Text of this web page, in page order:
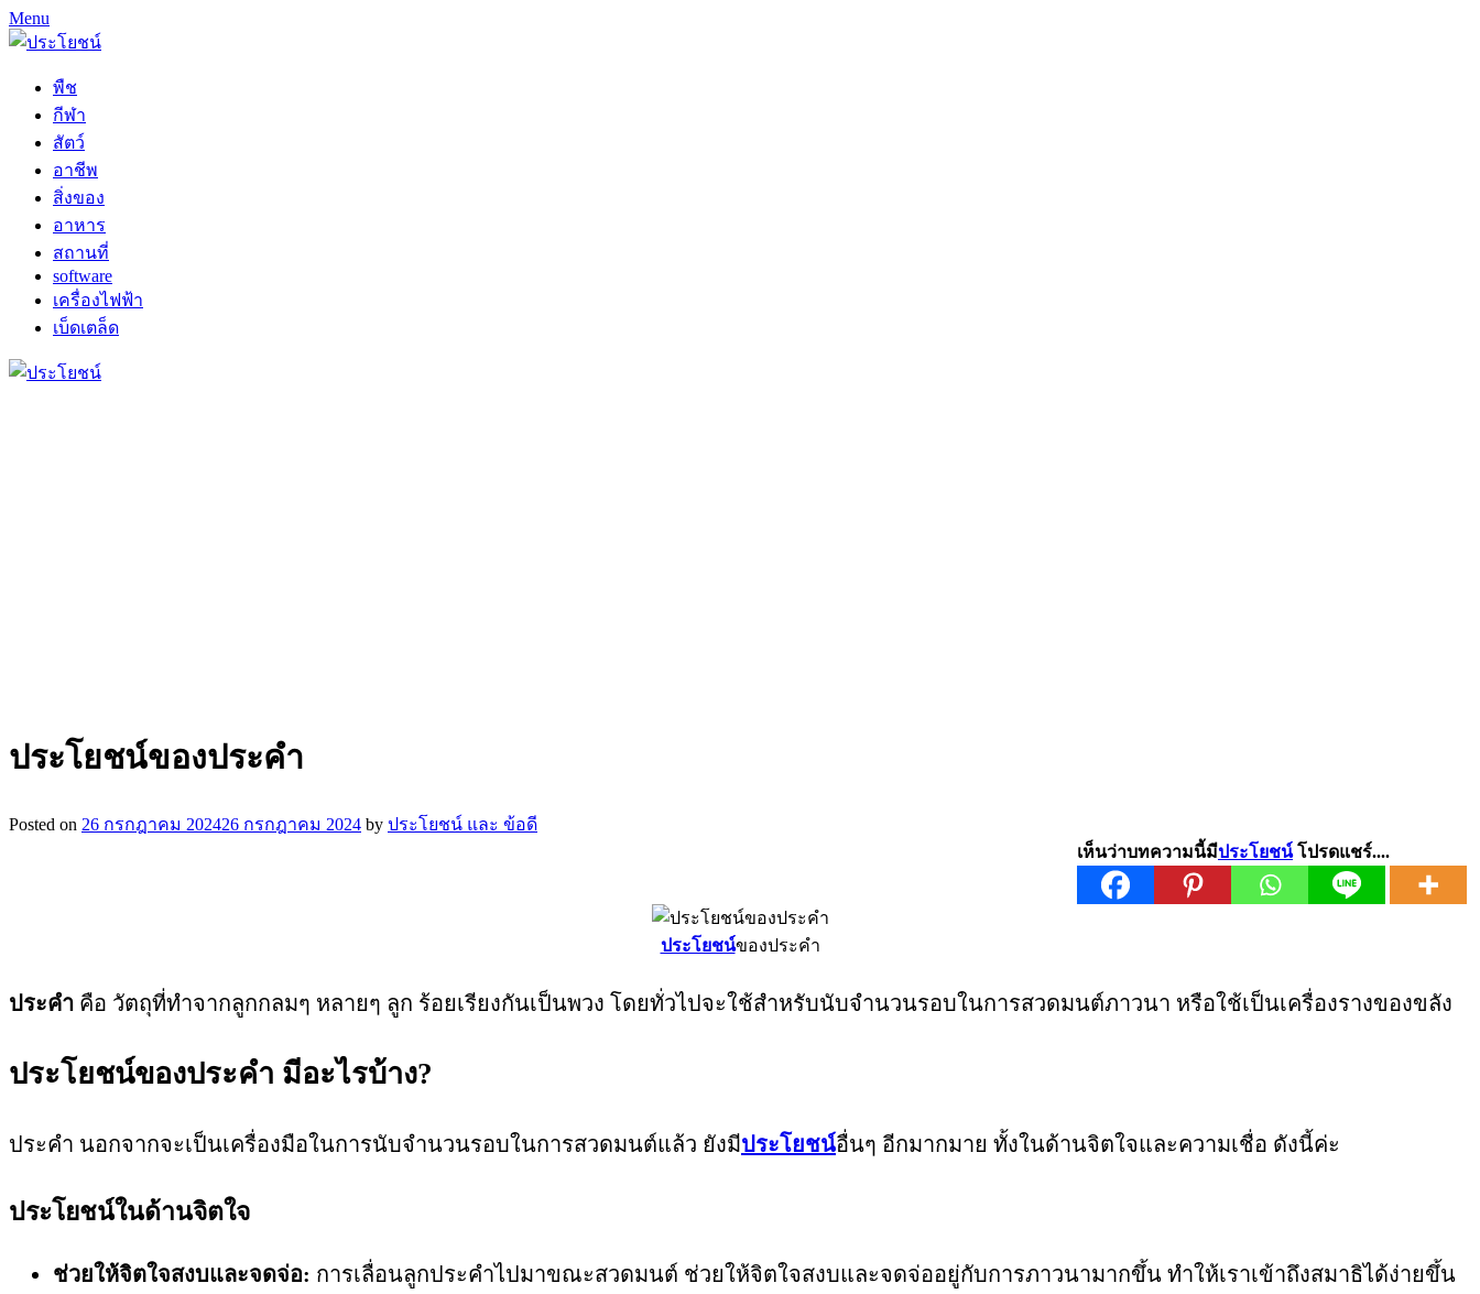
Menu
พืช
กีฬา
สัตว์
อาชีพ
สิ่งของ
อาหาร
สถานที่
software
เครื่องไฟฟ้า
เบ็ดเตล็ด
ประโยชน์ของประคำ
Posted on 26 กรกฎาคม 202426 กรกฎาคม 2024 by ประโยชน์ และ ข้อดี
เห็นว่าบทความนี้มีประโยชน์โปรดแชร์....
ประโยชน์ของประคำ
ประคำคือ วัตถุที่ทำจากลูกกลมๆ หลายๆ ลูก ร้อยเรียงกันเป็นพวง โดยทั่วไปจะใช้สำหรับนับจำนวนรอบในการสวดมนต์ภาวนา หรือใช้เป็นเครื่องรางของขลัง
ประโยชน์ของประคำ มีอะไรบ้าง?
ประคำ นอกจากจะเป็นเครื่องมือในการนับจำนวนรอบในการสวดมนต์แล้ว ยังมีประโยชน์อื่นๆ อีกมากมาย ทั้งในด้านจิตใจและความเชื่อ ดังนี้ค่ะ
ประโยชน์ในด้านจิตใจ
ช่วยให้จิตใจสงบและจดจ่อ: การเลื่อนลูกประคำไปมาขณะสวดมนต์ ช่วยให้จิตใจสงบและจดจ่ออยู่กับการภาวนามากขึ้น ทำให้เราเข้าถึงสมาธิได้ง่ายขึ้น